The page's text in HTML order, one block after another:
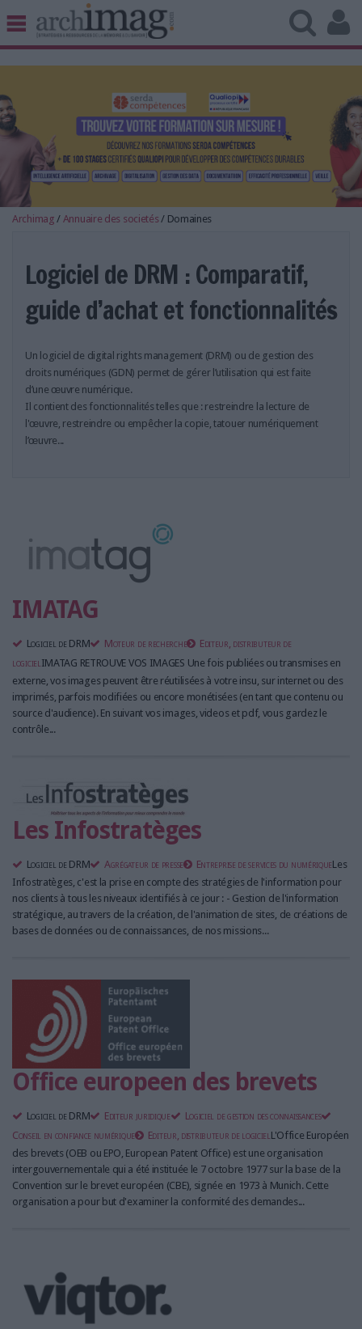
BIBLIOTHÈQUE ÉDITION
UNIVERS DATA
TRAVAIL COLLABORATIF
VIE NUMÉRIQUE
NUMÉRIQUE RESPONSABLE
LES DOSSIERS
LES NEWSLETTERS
LES GUIDES PRATIQUES
LES BASES DE DONNÉES
L'ESPACE EMPLOI
L'AGENDA
NOS OFFRES D'ABONNEMENTS
Archimag / Annuaire des societés / Domaines
Logiciel de DRM : Comparatif,
guide d’achat et fonctionnalités
Un logiciel de digital rights management (DRM) ou de gestion des
droits numériques (GDN) permet de gérer l’utilisation qui est faite
d’une œuvre numérique.
Il contient des fonctionnalités telles que : restreindre la lecture de
l'œuvre, restreindre ou empêcher la copie, tatouer numériquement
l’œuvre...
IMATAG
Logiciel de DRM Moteur de recherche
Editeur, distributeur de
logicielIMATAG RETROUVE VOS IMAGES Une fois publiées ou transmises en
externe, vos images peuvent être réutilisées à votre insu, sur internet ou des
imprimés, parfois modifiées ou encore monétisées (en tant que contenu ou
source d'audience). En suivant vos images, videos et pdf, vous gardez le
contrôle...
Les Infostratèges
Logiciel de DRM Agrégateur de presse Entreprise de services du numériqueLes
Infostratèges, c'est la prise en compte des stratégies de l'information pour
nos clients à tous les niveaux identifiés à ce jour : - Gestion de l'information
stratégique, au travers de la création, de l'animation de sites, de créations de
bases de données ou de connaissances, de nos missions...
Office europeen des brevets
Logiciel de DRM Editeur juridique
Logiciel de gestion des connaissances
Conseil en confiance numérique
Editeur, distributeur de logicielL'Office Européen
des brevets (OEB ou EPO, European Patent Office) est une organisation
intergouvernementale qui a été instituée le 7 octobre 1977 sur la base de la
Convention sur le brevet européen (CBE), signée en 1973 à Munich. Cette
organisation a pour but d'examiner la conformité des demandes...